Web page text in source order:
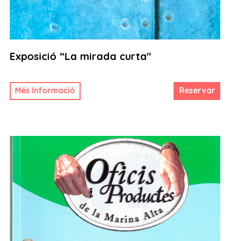
Exposició “La mirada curta"
Més Informació Reservar